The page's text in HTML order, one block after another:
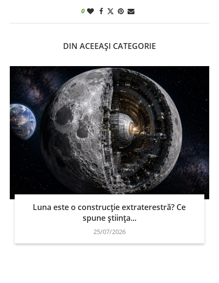
0
DIN ACEEAȘI CATEGORIE
Luna este o construcție extraterestră? Ce
spune știința...
25/07/2026